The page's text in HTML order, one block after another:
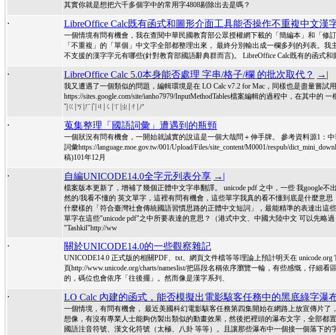
其實你就是想把六千多個字中的常用字4808剔除出去是嗎？
. LibreOffice Calc既有函式和圖形介面工具能否操作不重複中文漢
一個情境有問有機會，我在查閱中華民國教育部公眾授權網下載的「簡編本」和「修
「不重複」的「單個」中文字全部都整理出來， 最終分別輸出成一欄多列的列表。
不支援的漢字字元有哪些(針對教育部國語辭典群而言)。 LibreOffice Calc既有的函式
. LibreOffice Calc 5.0本身能否處理 字串/格子/欄 的批次取代？ →|
我又遭遇了一個類似的問題，編輯環境是在 LO Calc v7.2 for Mac，同樣也是盡量嘗試
https://sites.google.com/site/ianho7979/InputMethodTables檔案編輯的過程中，在其中的
ˇ|ㄍ|ㄎ|ㄏ|ˋ|ㄐ|ㄑ|ㄒ|ㄓ|ㄔ|ㄕ
. 蒐集整理「國語詞彙」遭遇到的瓶頸
一個狀況有問有機會，一開始就誠實的說這是一個大哉問＋伸手牌。 參考資料源1：
詞彙https://language.moe.gov.tw/001/Upload/Files/site_content/M0001/respub/
稿)101年12月
. 自編UNICODE14.0全字元列表分享 →|
檔案版本更新了，增補了幾個正體中文字串翻譯。 unicode pdf 之中，一些 我google不
然的/我看不懂的 英文單字，這裡有問有機會，這些單字我真的看不懂到底是什麼意思
什麼樣的「符合臺灣社會傳統國語習慣思路的正體中文短詞」，最能精準的表達出這
單字在這些"unicode pdf"之中所要表達的意思？（港式中文、中國大陸中文 可以先略過
"Tashkil"http://ww
. 關於UNICODE14.0的一些觀察雜記
UNICODE14.0 正式版的相關PDF、txt、網頁文件檔等等理論上預計明天在
頁http://www.unicode.org/charts/nameslist/把區段名稱依序瀏覽一輪，有些感慨，仔細
的，碼位也會依序「往後擺」。然而像是漢字系列、
. LO Calc 內建的函式，能否模擬出電影駭客任務中的黑底綠字瀑
一個情境，有問有機會， 最近美國科幻電影駭客任務第四集開始在網路上放宣傳片
想像，有沒有專業人士能夠仿製出類似的動畫效果，然後把裡頭的瀑布文字，全部都
國語注音符號、漢文化符號（太極、八卦 等等）。且讓那些瀑布中一個接一個落下